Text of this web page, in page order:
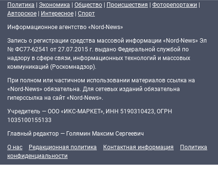
Политика | Экономика | Общество | Происшествия | Фоторепортажи |
Авторское | Интересное | Спорт
Информационное агентство «Nord-News»
Запись о регистрации средства массовой информации «Nord-News» Эл
№ ФС77-62541 от 27.07.2015 г. выдано Федеральной службой по
надзору в сфере связи, информационных технологий и массовых
коммуникаций (Роскомнадзор).
При полном или частичном использовании материалов ссылка на
«Nord-News» обязательна. Для сетевых изданий обязательна
гиперссылка на сайт «Nord-News».
Учредитель — ООО «ИКС-МАРКЕТ», ИНН 5190310423, ОГРН
1035100155133
Главный редактор — Голямин Максим Сергеевич
О нас
Редакционная политика Контактная информация
Политика
конфиденциальности